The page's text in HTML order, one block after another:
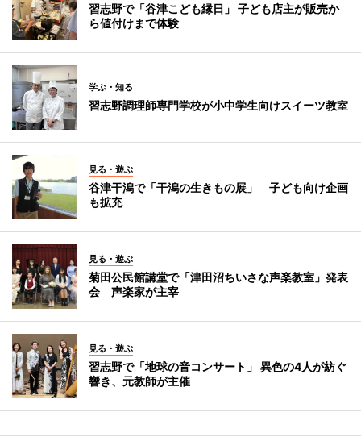
習志野で「谷津こども縁日」 子ども店主が販売か
ら値付けまで体験
学ぶ・知る
習志野調理師専門学校が小中学生向けスイーツ教室
見る・遊ぶ
谷津干潟で「干潟の生きもの展」 子ども向け企画
も拡充
見る・遊ぶ
菊田公民館講堂で「津田沼ちいさな声楽教室」発表
会 声楽家が主宰
見る・遊ぶ
習志野で「地球の音コンサート」 異色の4人が紡ぐ
響き、元教師が主催